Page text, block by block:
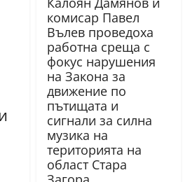
комисар Павел
Вълев проведоха
работна среща с
фокус нарушения
на Закона за
движение по
пътищата и
сигнали за силна
музика на
територията на
област Стара